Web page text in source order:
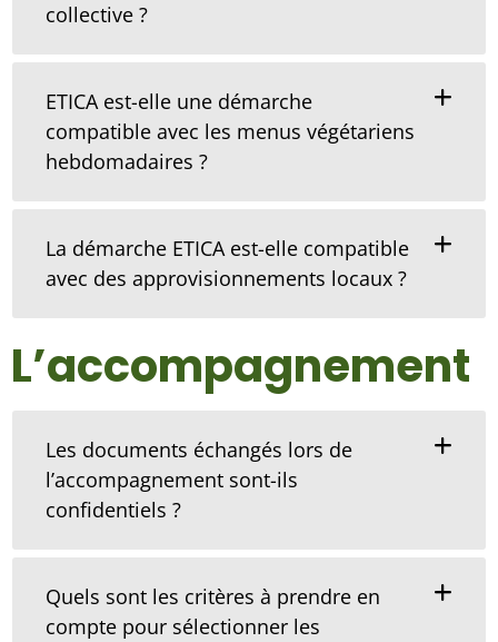
collective ?
ETICA est-elle une démarche
compatible avec les menus végétariens
hebdomadaires ?
La démarche ETICA est-elle compatible
avec des approvisionnements locaux ?
L’accompagnement
Les documents échangés lors de
l’accompagnement sont-ils
confidentiels ?
Quels sont les critères à prendre en
compte pour sélectionner les